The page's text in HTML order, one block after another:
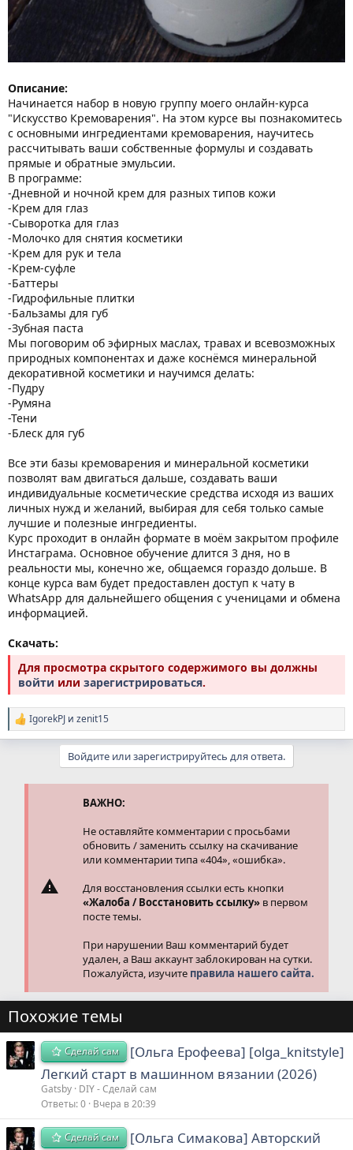
Описание:
Начинается набор в новую группу моего онлайн-курса
"Искусство Кремоварения". На этом курсе вы познакомитесь
с основными ингредиентами кремоварения, научитесь
рассчитывать ваши собственные формулы и создавать
прямые и обратные эмульсии.
В программе:
-Дневной и ночной крем для разных типов кожи
-Крем для глаз
-Сыворотка для глаз
-Молочко для снятия косметики
-Крем для рук и тела
-Крем-суфле
-Баттеры
-Гидрофильные плитки
-Бальзамы для губ
-Зубная паста
Мы поговорим об эфирных маслах, травах и всевозможных
природных компонентах и даже коснёмся минеральной
декоративной косметики и научимся делать:
-Пудру
-Румяна
-Тени
-Блеск для губ
Все эти базы кремоварения и минеральной косметики
позволят вам двигаться дальше, создавать ваши
индивидуальные косметические средства исходя из ваших
личных нужд и желаний, выбирая для себя только самые
лучшие и полезные ингредиенты.
Курс проходит в онлайн формате в моём закрытом профиле
Инстаграма. Основное обучение длится 3 дня, но в
реальности мы, конечно же, общаемся гораздо дольше. В
конце курса вам будет предоставлен доступ к чату в
WhatsApp для дальнейшего общения с ученицами и обмена
информацией.
Скачать:
Для просмотра скрытого содержимого вы должны
войти или зарегистрироваться.
Р
е
IgorekPJ и zenit15
Войдите или зарегистрируйтесь для ответа.
ВАЖНО:
Не оставляйте комментарии с просьбами
обновить / заменить ссылку на скачивание
или комментарии типа «404», «ошибка».
Для восстановления ссылки есть кнопки
«Жалоба / Восстановить ссылку» в первом
посте темы.
При нарушении Ваш комментарий будет
удален, а Ваш аккаунт заблокирован на сутки.
Пожалуйста, изучите правила нашего сайта.
Похожие темы
Сделай сам
[Ольга Ерофеева] [olga_knitstyle]
Легкий старт в машинном вязании (2026)
Gatsby DIY - Сделай сам
Ответы 0 Вчера в 20:39
Сделай сам
[Ольга Симакова] Авторский